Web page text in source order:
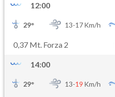
12:00
29° 13-17Km/h
0,37 Mt. Forza 2
14:00
29° 13-19 Km/h